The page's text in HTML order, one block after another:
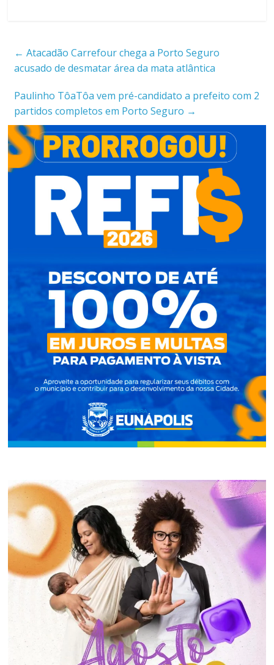
← Atacadão Carrefour chega a Porto Seguro
acusado de desmatar área da mata atlântica
Paulinho TôaTôa vem pré-candidato a prefeito com 2
partidos completos em Porto Seguro →